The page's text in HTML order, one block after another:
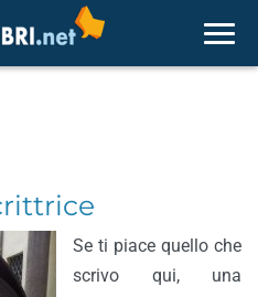
Se ti piace quello che
scrivo qui, una